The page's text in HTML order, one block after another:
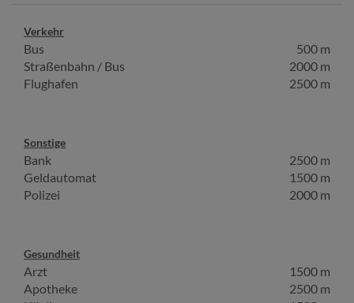
Verkehr
Bus
500 m
Straßenbahn / Bus
2000 m
Flughafen
2500 m
Sonstige
Bank
2500 m
Geldautomat
1500 m
Polizei
2000 m
Gesundheit
Arzt
1500 m
Apotheke
2500 m